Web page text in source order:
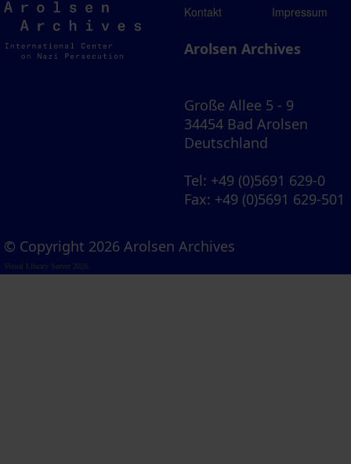
Arolsen
Archives
Kontakt Impressum
Arolsen Archives
Große Allee 5 - 9
34454 Bad Arolsen
Deutschland
Tel: +49 (0)5691 629-0
Fax: +49 (0)5691 629-501
© Copyright 2026 Arolsen Archives
Visual Library Server 2026